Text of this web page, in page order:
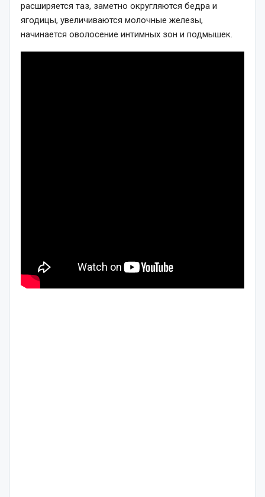
расширяется таз, заметно округляются бедра и
ягодицы, увеличиваются молочные железы,
начинается оволосение интимных зон и подмышек.